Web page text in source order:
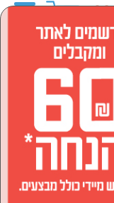
מוצרי חשמל לבית